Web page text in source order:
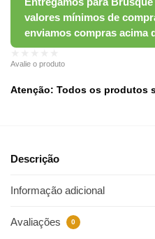
Avalie o produto
Atenção: Todos os produtos
Descrição
Informação adicional
Avaliações 0